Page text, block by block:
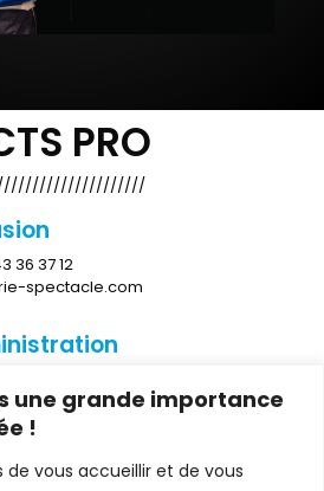
une grande importance
!
de vous accueillir et de vous
PRO
36 37 12
spectacle.com
48 06 52 27